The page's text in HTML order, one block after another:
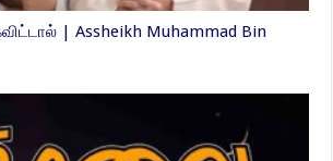
| Assheikh Muhammad Bin